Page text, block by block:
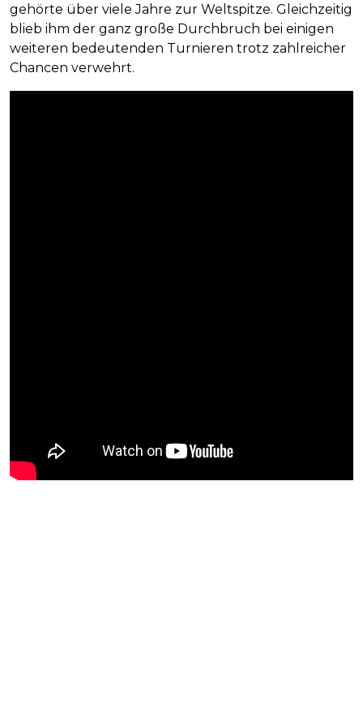
gehörte über viele Jahre zur Weltspitze. Gleichzeitig
blieb ihm der ganz große Durchbruch bei einigen
weiteren bedeutenden Turnieren trotz zahlreicher
Chancen verwehrt.